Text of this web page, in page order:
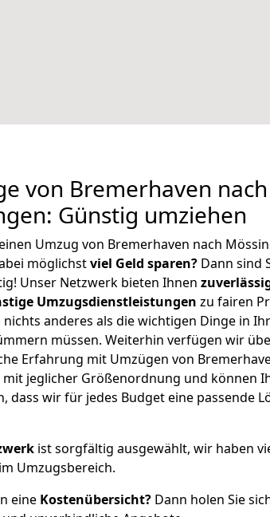
von Bremerhaven nach
Günstig umziehen
Umzug von Bremerhaven nach
möglichstviel Geld sparen? Dann sind
Unser Netzwerk bieten Ihnen
Umzugsdienstleistungen zu fairen
nichts anderes als die wichtigen Dinge in
müssen. Weiterhin verfügen wir
Erfahrung mit Umzügen von
mit jeglicher Größenordnung und können
dass wir für jedes Budget eine passende
ist sorgfältig ausgewählt, wir haben
Umzugsbereich.
eine Kostenübersicht? Dann holen Sie